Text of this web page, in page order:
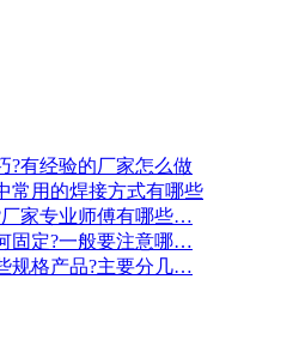
?有经验的厂家怎么做
常用的焊接方式有哪些
家专业师傅有哪些…
固定?一般要注意哪…
规格产品?主要分几…